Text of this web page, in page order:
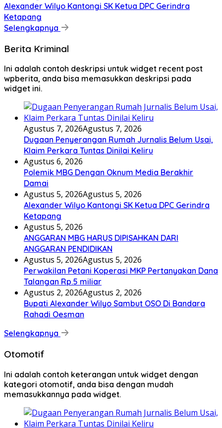
Alexander Wilyo Kantongi SK Ketua DPC Gerindra
Ketapang
Selengkapnya
Berita Kriminal
Ini adalah contoh deskripsi untuk widget recent post
wpberita, anda bisa memasukkan deskripsi pada
widget ini.
Agustus 7, 2026Agustus 7, 2026
Dugaan Penyerangan Rumah Jurnalis Belum Usai,
Klaim Perkara Tuntas Dinilai Keliru
Agustus 6, 2026
Polemik MBG Dengan Oknum Media Berakhir
Damai
Agustus 5, 2026Agustus 5, 2026
Alexander Wilyo Kantongi SK Ketua DPC Gerindra
Ketapang
Agustus 5, 2026
ANGGARAN MBG HARUS DIPISAHKAN DARI
ANGGARAN PENDIDIKAN
Agustus 5, 2026Agustus 5, 2026
Perwakilan Petani Koperasi MKP Pertanyakan Dana
Talangan Rp.5 miliar
Agustus 2, 2026Agustus 2, 2026
Bupati Alexander Wilyo Sambut OSO Di Bandara
Rahadi Oesman
Selengkapnya
Otomotif
Ini adalah contoh keterangan untuk widget dengan
kategori otomotif, anda bisa dengan mudah
memasukkannya pada widget.